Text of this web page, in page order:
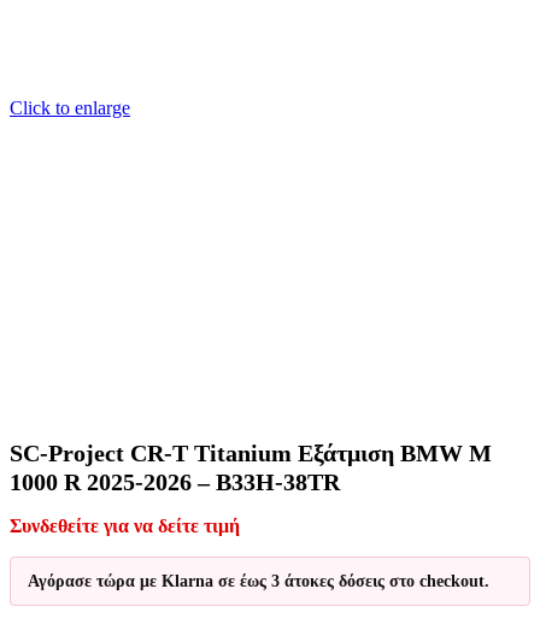
Click to enlarge
SC-Project CR-T Titanium Εξάτμιση BMW M
1000 R 2025-2026 – B33H-38TR
Συνδεθείτε για να δείτε τιμή
Αγόρασε τώρα με Klarna σε έως 3 άτοκες δόσεις στο checkout.